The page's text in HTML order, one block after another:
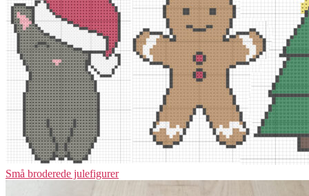
Små broderede julefigurer